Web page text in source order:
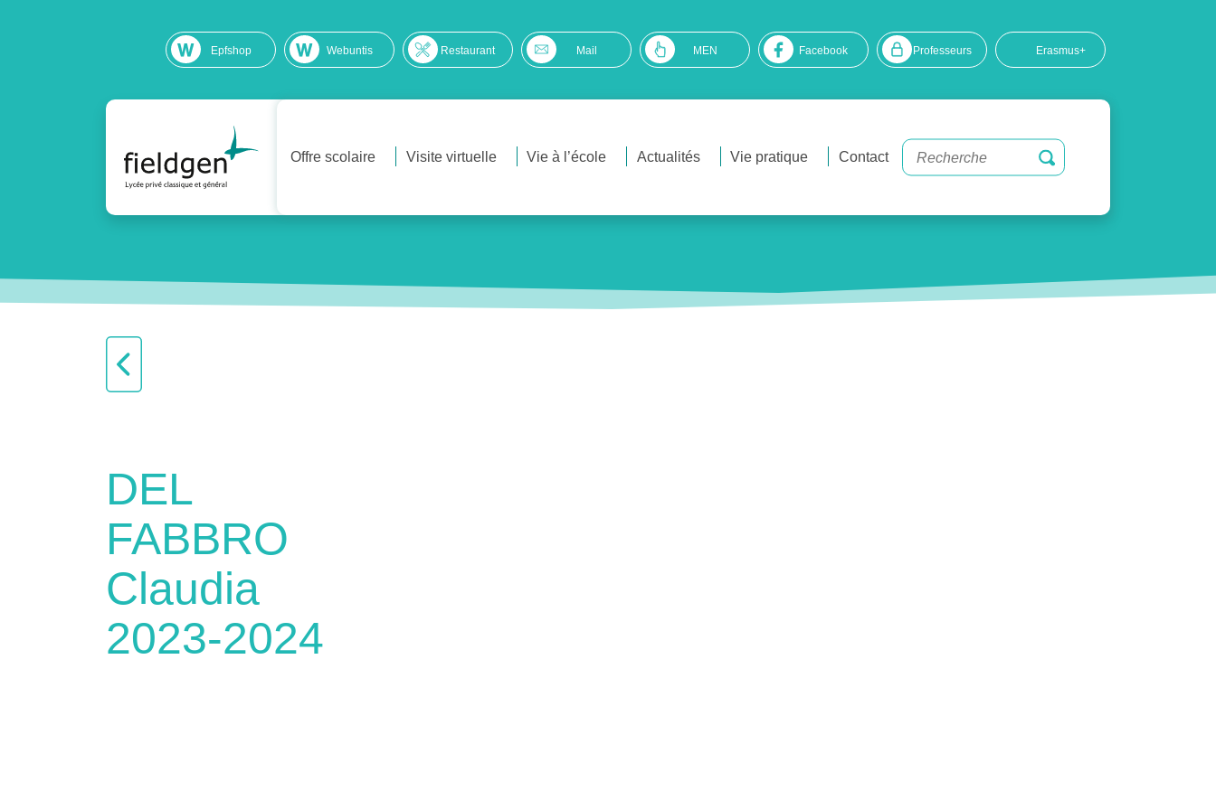
Epfshop Webuntis Restaurant Mail MEN Facebook Professeurs Erasmus+
Offre scolaire Visite virtuelle Vie à l’école Actualités Vie pratique Contact
DEL
FABBRO
Claudia
2023-2024